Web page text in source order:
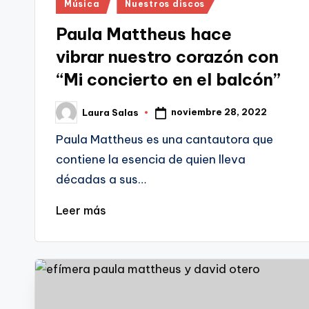
Música Nuestros discos
Paula Mattheus hace
vibrar nuestro corazón con
“Mi concierto en el balcón”
Publicado
por
Laura Salas noviembre 28, 2022
Paula Mattheus es una cantautora que
contiene la esencia de quien lleva
décadas a sus…
Leer más